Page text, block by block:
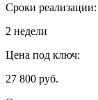
Сроки реализации:
2 недели
Цена под ключ:
27 800 руб.